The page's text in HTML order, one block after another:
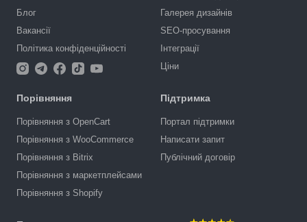
Блог
Вакансії
Політика конфіденційності
Галерея дизайнів
SEO-просування
Інтеграції
Ціни
Порівняння
Порівняння з OpenCart
Порівняння з WooCommerce
Порівняння з Bitrix
Порівняння з маркетплейсами
Порівняння з Shopify
Підтримка
Портал підтримки
Написати запит
Публічний договір